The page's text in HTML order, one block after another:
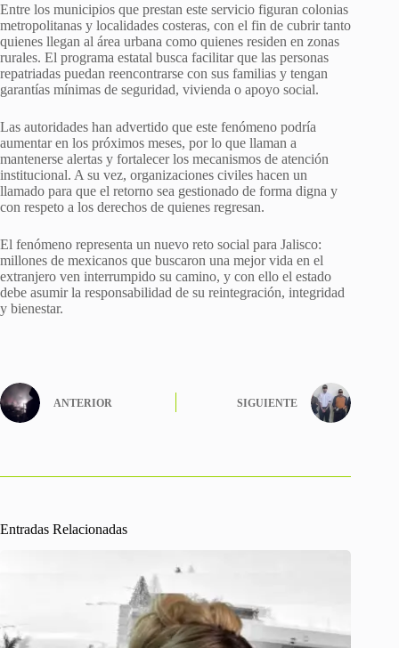
Entre los municipios que prestan este servicio figuran colonias
metropolitanas y localidades costeras, con el fin de cubrir tanto
quienes llegan al área urbana como quienes residen en zonas
rurales. El programa estatal busca facilitar que las personas
repatriadas puedan reencontrarse con sus familias y tengan
garantías mínimas de seguridad, vivienda o apoyo social.
Las autoridades han advertido que este fenómeno podría
aumentar en los próximos meses, por lo que llaman a
mantenerse alertas y fortalecer los mecanismos de atención
institucional. A su vez, organizaciones civiles hacen un
llamado para que el retorno sea gestionado de forma digna y
con respeto a los derechos de quienes regresan.
El fenómeno representa un nuevo reto social para Jalisco:
millones de mexicanos que buscaron una mejor vida en el
extranjero ven interrumpido su camino, y con ello el estado
debe asumir la responsabilidad de su reintegración, integridad
y bienestar.
ANTERIOR SIGUIENTE
Entradas Relacionadas